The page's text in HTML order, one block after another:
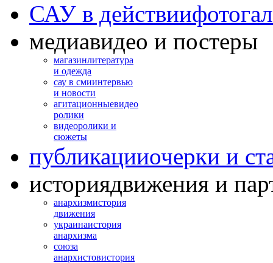
САУ в действии
медиавидео и постеры
магазинлитература
и одежда
сау в смиинтервью
и новости
агитационныевидео
ролики
видеоролики и
сюжеты
публикацииочерки и
историядвижения и
анархизмистория
движения
украинаистория
анархизма
союза
анархистовистория